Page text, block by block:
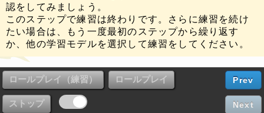
認をしてみましょう。
このステップで練習は終わりです。さらに練習を続け
たい場合は、もう一度最初のステップから繰り返す
か、他の学習モデルを選択して練習をしてください。
Prev
Next